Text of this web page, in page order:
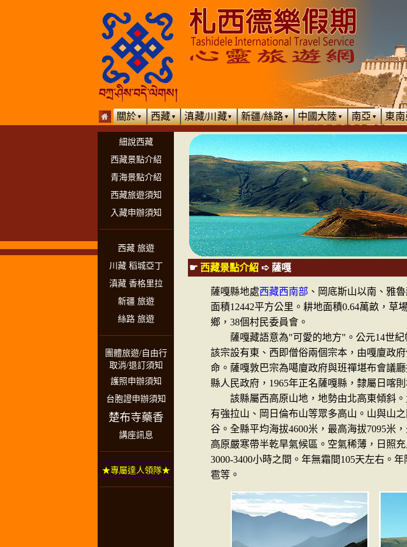
關於▼ 西藏▼ 滇藏/川藏▼ 新疆/絲路▼ 中國大陸▼ 南亞▼ 東南
細說西藏
西藏景點介紹
青海景點介紹
西藏旅遊須知
入藏申辦須知
西藏 旅遊
川藏 稻城亞丁
滇藏 香格里拉
新疆 旅遊
絲路 旅遊
團體旅遊/自由行
取消/退訂須知
護照申辦須知
台胞證申辦須知
楚布寺藥香
講座訊息
★專屬達人領隊★
☛ 西藏景點介紹➪ 薩嘎‏
薩嘎縣地處西藏西南部 、岡底斯山以南、雅
面積12442平方公里。耕地面積0.64萬畝，草
鄉，38個村民委員會。
薩嘎藏語意為"可愛的地方"。公元14世紀
該宗設有東、西即僧俗兩個宗本，由嘎廈政
命。薩嘎敦巴宗為噶廈政府與班禪堪布會議
縣人民政府，1965年正名薩嘎縣，隸屬日喀
該縣屬西高原山地，地勢由北高東傾斜。
有強拉山、岡日倫布山等眾多高山。山與山
谷。全縣平均海拔4600米，最高海拔7095米
高原嚴寒帶半乾旱氣候區。空氣稀薄，日照
3000-3400小時之間。年無霜間105天左右。
雹等。